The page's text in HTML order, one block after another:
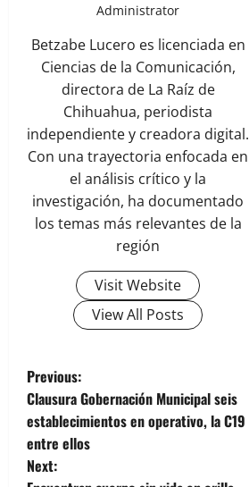
Administrator
Betzabe Lucero es licenciada en
Ciencias de la Comunicación,
directora de La Raíz de
Chihuahua, periodista
independiente y creadora digital.
Con una trayectoria enfocada en
el análisis crítico y la
investigación, ha documentado
los temas más relevantes de la
región
Visit Website
View All Posts
P
o
s
Previous:
Clausura Gobernación Municipal seis
establecimientos en operativo, la C19
entre ellos
Next: